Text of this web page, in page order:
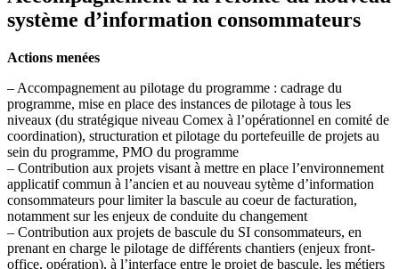
système d’information consommateurs
Actions menées
– Accompagnement au pilotage du programme : cadrage du
programme, mise en place des instances de pilotage à tous les
niveaux (du stratégique niveau Comex à l’opérationnel en comité de
coordination), structuration et pilotage du portefeuille de projets au
sein du programme, PMO du programme
– Contribution aux projets visant à mettre en place l’environnement
applicatif commun à l’ancien et au nouveau sytème d’information
consommateurs pour limiter la bascule au coeur de facturation,
notamment sur les enjeux de conduite du changement
– Contribution aux projets de bascule du SI consommateurs, en
prenant en charge le pilotage de différents chantiers (enjeux front-
office, opération), à l’interface entre le projet de bascule, les métiers